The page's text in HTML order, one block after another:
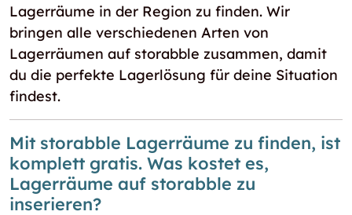
Lagerräume in der Region zu finden. Wir
bringen alle verschiedenen Arten von
Lagerräumen auf storabble zusammen, damit
du die perfekte Lagerlösung für deine Situation
findest.
Mit storabble Lagerräume zu finden, ist
komplett gratis. Was kostet es,
Lagerräume auf storabble zu
inserieren?